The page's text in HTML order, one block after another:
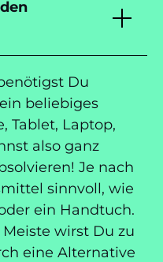
Du
beliebiges
Tablet, Laptop,
also ganz
Je nach
sinnvoll, wie
ein Handtuch.
wirst Du zu
eine Alternative